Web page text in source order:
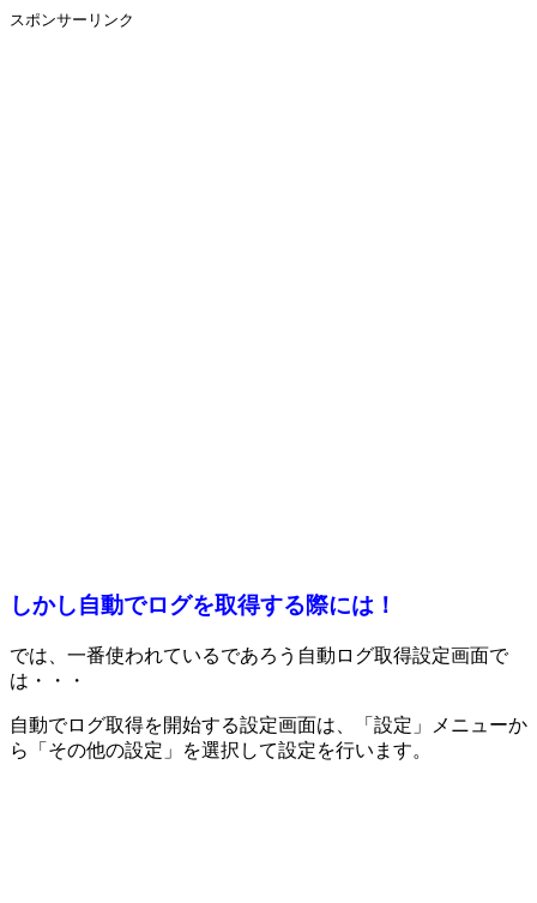
スポンサーリンク
しかし自動でログを取得する際には！
では、一番使われているであろう自動ログ取得設定画面で
は・・・
自動でログ取得を開始する設定画面は、「設定」メニューか
ら「その他の設定」を選択して設定を行います。